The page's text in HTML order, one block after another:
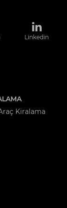
Linkedin
Kiralama